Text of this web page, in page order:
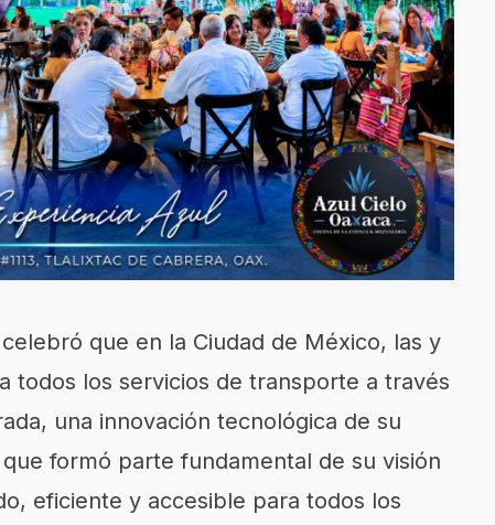
que en la Ciudad de México, las y
todos los servicios de transporte a través
una innovación tecnológica de su
formó parte fundamental de su visión
eficiente y accesible para todos los